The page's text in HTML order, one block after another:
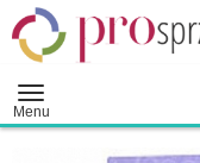
Menu